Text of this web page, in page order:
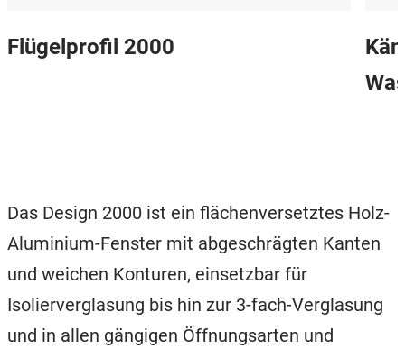
Flügelprofil 2000
Das Design 2000 ist ein flächenversetztes Holz-
Aluminium-Fenster mit abgeschrägten Kanten
und weichen Konturen, einsetzbar für
Isolierverglasung bis hin zur 3-fach-Verglasung
und in allen gängigen Öffnungsarten und